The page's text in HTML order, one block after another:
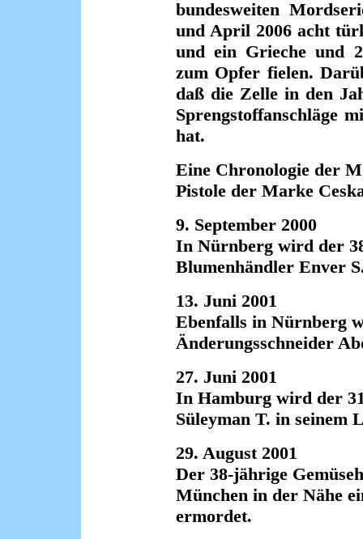
bundesweiten
und April 2006 acht
und ein Grieche und
zum Opfer fielen.
daß die Zelle in den
Sprengstoffanschläge
hat.
Eine Chronologie der
Pistole der Marke
9. September 2000
In Nürnberg wird der
Blumenhändler Enver
13. Juni 2001
Ebenfalls in Nürnberg
Änderungsschneider
27. Juni 2001
In Hamburg wird der
Süleyman T. in seinem
29. August 2001
Der 38-jährige
München in der Nähe
ermordet.